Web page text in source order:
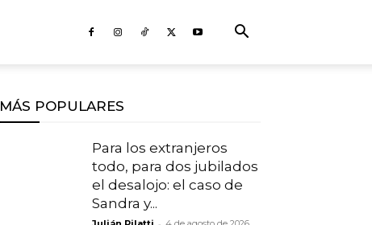
MÁS POPULARES
Para los extranjeros
todo, para dos jubilados
el desalojo: el caso de
Sandra y...